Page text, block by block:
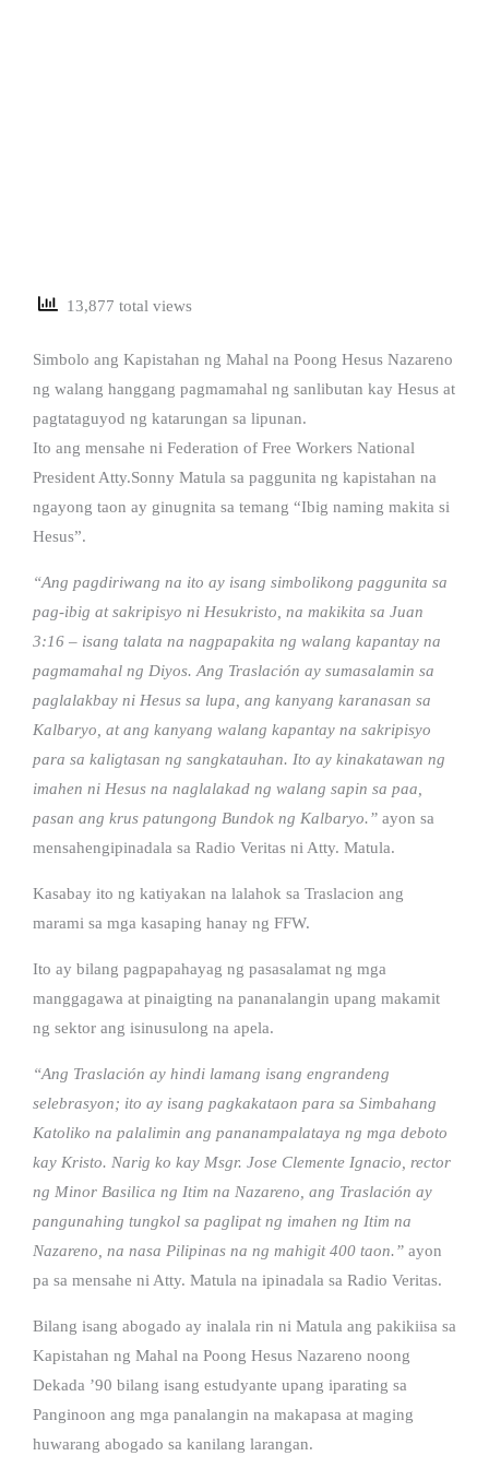
13,877 total views
Simbolo ang Kapistahan ng Mahal na Poong Hesus Nazareno
ng walang hanggang pagmamahal ng sanlibutan kay Hesus at
pagtataguyod ng katarungan sa lipunan.
Ito ang mensahe ni Federation of Free Workers National
President Atty.Sonny Matula sa paggunita ng kapistahan na
ngayong taon ay ginugnita sa temang “Ibig naming makita si
Hesus”.
“Ang pagdiriwang na ito ay isang simbolikong paggunita sa
pag-ibig at sakripisyo ni Hesukristo, na makikita sa Juan
3:16 – isang talata na nagpapakita ng walang kapantay na
pagmamahal ng Diyos. Ang Traslación ay sumasalamin sa
paglalakbay ni Hesus sa lupa, ang kanyang karanasan sa
Kalbaryo, at ang kanyang walang kapantay na sakripisyo
para sa kaligtasan ng sangkatauhan. Ito ay kinakatawan ng
imahen ni Hesus na naglalakad ng walang sapin sa paa,
pasan ang krus patungong Bundok ng Kalbaryo.” ayon sa
mensahengipinadala sa Radio Veritas ni Atty. Matula.
Kasabay ito ng katiyakan na lalahok sa Traslacion ang
marami sa mga kasaping hanay ng FFW.
Ito ay bilang pagpapahayag ng pasasalamat ng mga
manggagawa at pinaigting na pananalangin upang makamit
ng sektor ang isinusulong na apela.
“Ang Traslación ay hindi lamang isang engrandeng
selebrasyon; ito ay isang pagkakataon para sa Simbahang
Katoliko na palalimin ang pananampalataya ng mga deboto
kay Kristo. Narig ko kay Msgr. Jose Clemente Ignacio, rector
ng Minor Basilica ng Itim na Nazareno, ang Traslación ay
pangunahing tungkol sa paglipat ng imahen ng Itim na
Nazareno, na nasa Pilipinas na ng mahigit 400 taon.” ayon
pa sa mensahe ni Atty. Matula na ipinadala sa Radio Veritas.
Bilang isang abogado ay inalala rin ni Matula ang pakikiisa sa
Kapistahan ng Mahal na Poong Hesus Nazareno noong
Dekada ’90 bilang isang estudyante upang iparating sa
Panginoon ang mga panalangin na makapasa at maging
huwarang abogado sa kanilang larangan.